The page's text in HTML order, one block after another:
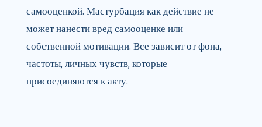
самооценкой. Мастурбация как действие не
может нанести вред самооценке или
собственной мотивации. Все зависит от фона,
частоты, личных чувств, которые
присоединяются к акту.